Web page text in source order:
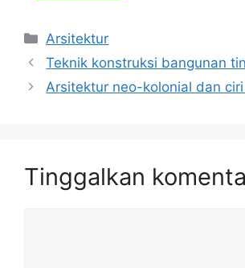
Kategori
Arsitektur
Teknik konstruksi bangunan
Arsitektur neo-kolonial dan
Tinggalkan